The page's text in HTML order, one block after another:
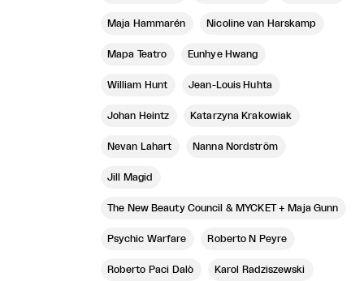
Maja Hammarén Nicoline van Harskamp
Mapa Teatro Eunhye Hwang
William Hunt Jean-Louis Huhta
Johan Heintz Katarzyna Krakowiak
Nevan Lahart Nanna Nordström
Jill Magid
The New Beauty Council & MYCKET + Maja Gunn
Psychic Warfare Roberto N Peyre
Roberto Paci Dalò Karol Radziszewski